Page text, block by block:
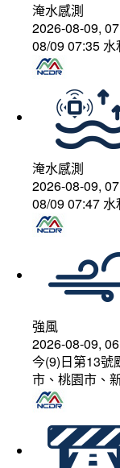
淹水感測
2026-08-09,
08/09 07:35
淹水感測
2026-08-09,
08/09 07:47
強風
2026-08-09,
今(9)日第13號
市、桃園市、